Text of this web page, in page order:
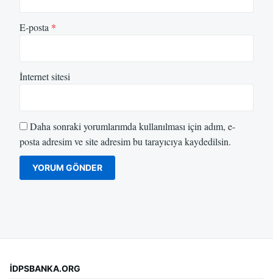
E-posta *
İnternet sitesi
Daha sonraki yorumlarımda kullanılması için adım, e-
posta adresim ve site adresim bu tarayıcıya kaydedilsin.
İDPSBANKA.ORG